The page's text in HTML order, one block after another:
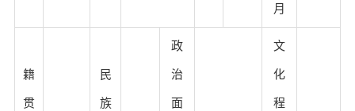
月
籍
贯
民
族
政
治
面
文
化
程